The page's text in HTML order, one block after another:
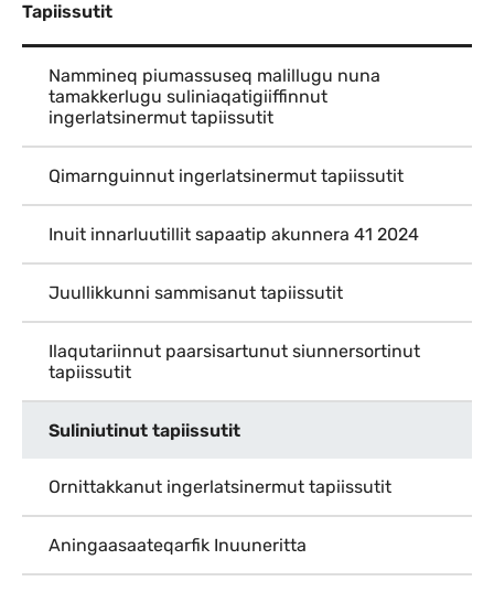
Tapiissutit
Nammineq piumassuseq malillugu nuna
tamakkerlugu suliniaqatigiiffinnut
ingerlatsinermut tapiissutit
Qimarnguinnut ingerlatsinermut tapiissutit
Inuit innarluutillit sapaatip akunnera 41 2024
Juullikkunni sammisanut tapiissutit
Ilaqutariinnut paarsisartunut siunnersortinut
tapiissutit
Suliniutinut tapiissutit
Ornittakkanut ingerlatsinermut tapiissutit
Aningaasaateqarfik Inuuneritta